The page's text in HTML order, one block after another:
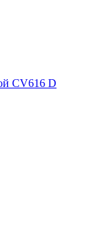
CV616 D